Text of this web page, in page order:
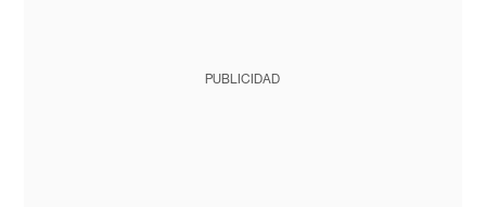
PUBLICIDAD